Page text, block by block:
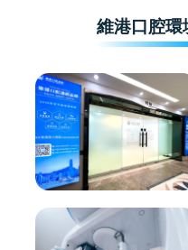
維港口腔環